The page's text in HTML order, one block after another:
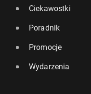
Ciekawostki
Poradnik
Promocje
Wydarzenia